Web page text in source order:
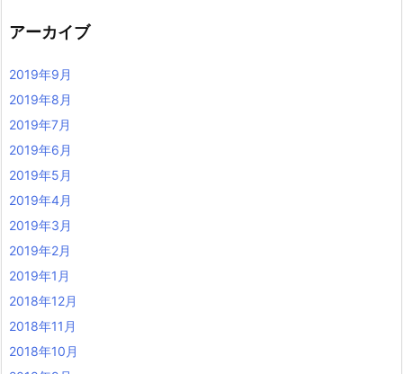
アーカイブ
2019年9月
2019年8月
2019年7月
2019年6月
2019年5月
2019年4月
2019年3月
2019年2月
2019年1月
2018年12月
2018年11月
2018年10月